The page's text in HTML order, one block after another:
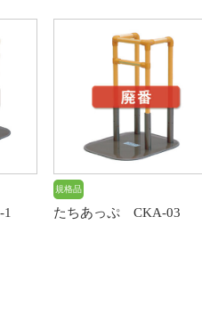
規格品
たちあっぷ CKA-03